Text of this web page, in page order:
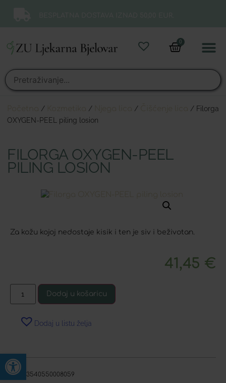
Open toolbar
0
/ / /
/ Filorga
OXYGEN-PEEL piling losion
FILORGA OXYGEN-PEEL
PILING LOSION
Za kožu kojoj nedostaje kisik i ten je siv i beživotan.
41,45 €
Dodaj u košaricu
Dodaj u listu želja
EAN: 3540550008059